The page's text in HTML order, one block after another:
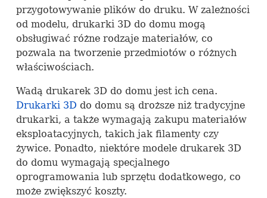
przygotowywanie plików do druku. W zależności
od modelu, drukarki 3D do domu mogą
obsługiwać różne rodzaje materiałów, co
pozwala na tworzenie przedmiotów o różnych
właściwościach.
Wadą drukarek 3D do domu jest ich cena.
Drukarki 3D do domu są droższe niż tradycyjne
drukarki, a także wymagają zakupu materiałów
eksploatacyjnych, takich jak filamenty czy
żywice. Ponadto, niektóre modele drukarek 3D
do domu wymagają specjalnego
oprogramowania lub sprzętu dodatkowego, co
może zwiększyć koszty.